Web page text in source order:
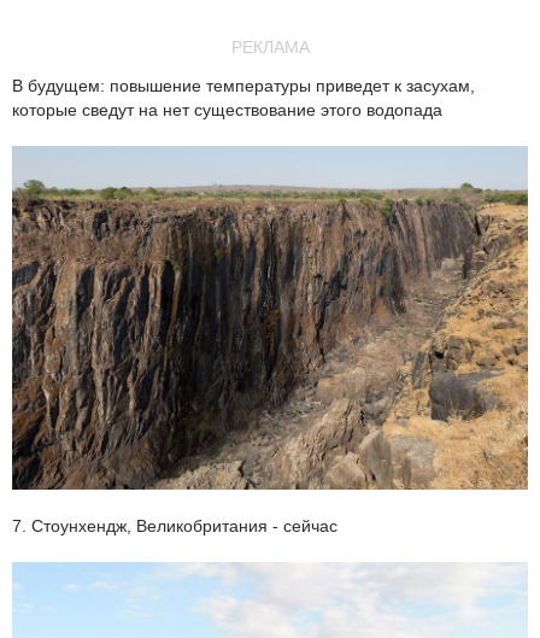
РЕКЛАМА
В будущем: повышение температуры приведет к засухам,
которые сведут на нет существование этого водопада
7. Стоунхендж, Великобритания - сейчас